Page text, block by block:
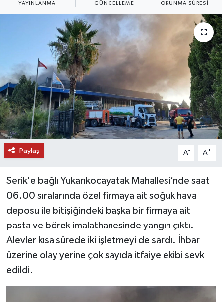
YAYINLANMA GÜNCELLEME OKUNMA SÜRESI
Paylaş A- A+
Serik'e bağlı Yukarıkocayatak Mahallesi’nde saat
06.00 sıralarında özel firmaya ait soğuk hava
deposu ile bitişiğindeki başka bir firmaya ait
pasta ve börek imalathanesinde yangın çıktı.
Alevler kısa sürede iki işletmeyi de sardı. İhbar
üzerine olay yerine çok sayıda itfaiye ekibi sevk
edildi.
DÜNYA
EĞİTİM
TURİZM
RÖPORTAJ
VİDEO HABERLER
RESMİ İLAN
MAGAZİN